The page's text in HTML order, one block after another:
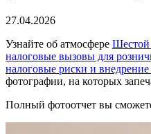
27.04.2026
Узнайте об атмосфере Шестой
налоговые вызовы для
налоговые риски и
фотографии, на которых
Полный фотоотчет вы